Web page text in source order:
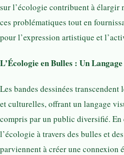
sur l’écologie contribuent à élargir
ces problématiques tout en
pour l’expression artistique et
L’Écologie en Bulles : Un
Les bandes dessinées
et culturelles, offrant un langage
compris par un public diversifié. En
l’écologie à travers des bulles et
parviennent à créer une connexion